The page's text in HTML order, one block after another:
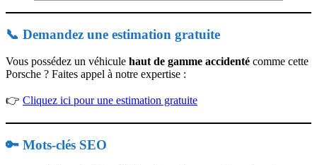
📞 Demandez une estimation gratuite
Vous possédez un véhicule haut de gamme accidenté comme cette
Porsche ? Faites appel à notre expertise :
👉 Cliquez ici pour une estimation gratuite
🔑 Mots-clés SEO